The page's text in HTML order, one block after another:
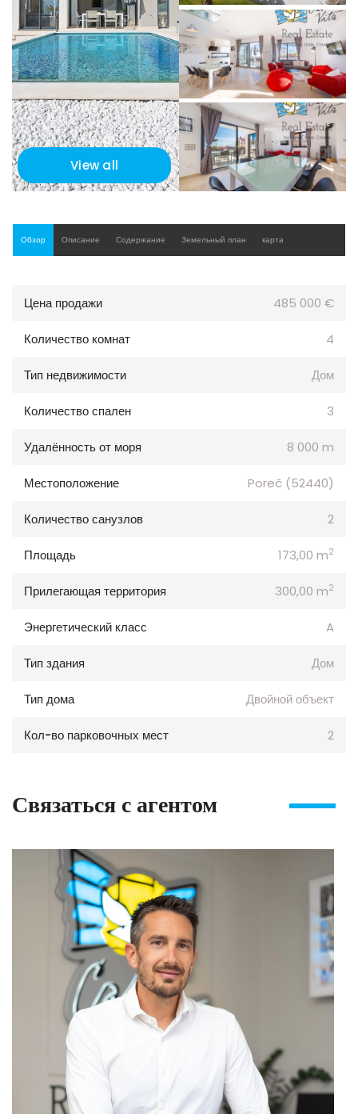
View all
Обзор Описание Содержание Земельный план карта
Цена продажи 485 000 €
Количество комнат 4
Тип недвижимости Дом
Количество спален 3
Удалённость от моря 8 000 m
Местоположение Poreč (52440)
Количество санузлов 2
Площадь 173,00 m2
Прилегающая территория 300,00 m2
Энергетический класс A
Тип здания Дом
Тип дома Двойной объект
Кол-во парковочных мест 2
Связаться с агентом